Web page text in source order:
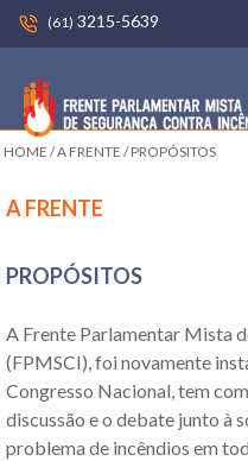
(61) 3215-5639
HOME /A FRENTE /PROPÓSITOS
A FRENTE
PROPÓSITOS
A Frente Parlamentar Mista
(FPMSCI), foi novamente
Congresso Nacional, tem
discussão e o debate junto à
problema de incêndios em